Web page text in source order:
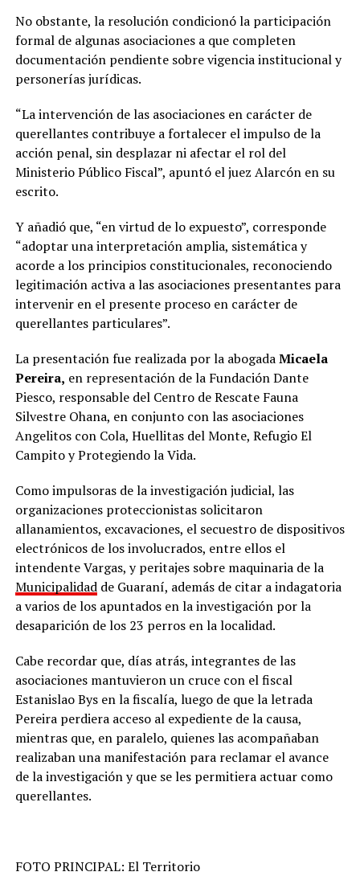
No obstante, la resolución condicionó la participación
formal de algunas asociaciones a que completen
documentación pendiente sobre vigencia institucional y
personerías jurídicas.
“La intervención de las asociaciones en carácter de
querellantes contribuye a fortalecer el impulso de la
acción penal, sin desplazar ni afectar el rol del
Ministerio Público Fiscal”, apuntó el juez Alarcón en su
escrito.
Y añadió que, “en virtud de lo expuesto”, corresponde
“adoptar una interpretación amplia, sistemática y
acorde a los principios constitucionales, reconociendo
legitimación activa a las asociaciones presentantes para
intervenir en el presente proceso en carácter de
querellantes particulares”.
La presentación fue realizada por la abogadaMicaela
Pereira, en representación de la Fundación Dante
Piesco, responsable del Centro de Rescate Fauna
Silvestre Ohana, en conjunto con las asociaciones
Angelitos con Cola, Huellitas del Monte, Refugio El
Campito y Protegiendo la Vida.
Como impulsoras de la investigación judicial, las
organizaciones proteccionistas solicitaron
allanamientos, excavaciones, el secuestro de dispositivos
electrónicos de los involucrados, entre ellos el
intendente Vargas, y peritajes sobre maquinaria de la
Municipalidadde Guaraní, además de citar a indagatoria
a varios de los apuntados en la investigación por la
desaparición de los 23 perros en la localidad.
Cabe recordar que, días atrás, integrantes de las
asociaciones mantuvieron un cruce con el fiscal
Estanislao Bys en la fiscalía, luego de que la letrada
Pereira perdiera acceso al expediente de la causa,
mientras que, en paralelo, quienes las acompañaban
realizaban una manifestación para reclamar el avance
de la investigación y que se les permitiera actuar como
querellantes.
FOTO PRINCIPAL: El Territorio